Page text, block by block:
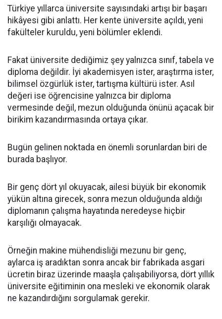
Türkiye yıllarca üniversite sayısındaki artışı bir başarı
hikâyesi gibi anlattı. Her kente üniversite açıldı, yeni
fakülteler kuruldu, yeni bölümler eklendi.
Fakat üniversite dediğimiz şey yalnızca sınıf, tabela ve
diploma değildir. İyi akademisyen ister, araştırma ister,
bilimsel özgürlük ister, tartışma kültürü ister. Asıl
değeri ise öğrencisine yalnızca bir diploma
vermesinde değil, mezun olduğunda önünü açacak bir
birikim kazandırmasında ortaya çıkar.
Bugün gelinen noktada en önemli sorunlardan biri de
burada başlıyor.
Bir genç dört yıl okuyacak, ailesi büyük bir ekonomik
yükün altına girecek, sonra mezun olduğunda aldığı
diplomanın çalışma hayatında neredeyse hiçbir
karşılığı olmayacak.
Örneğin makine mühendisliği mezunu bir genç,
aylarca iş aradıktan sonra ancak bir fabrikada asgari
ücretin biraz üzerinde maaşla çalışabiliyorsa, dört yıllık
üniversite eğitiminin ona mesleki ve ekonomik olarak
ne kazandırdığını sorgulamak gerekir.